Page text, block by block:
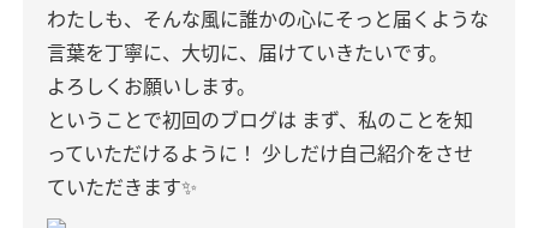
わたしも、そんな風に誰かの心にそっと届くような
言葉を丁寧に、大切に、届けていきたいです。
よろしくお願いします。
ということで初回のブログは まず、私のことを知
っていただけるように！ 少しだけ自己紹介をさせ
ていただきます✨